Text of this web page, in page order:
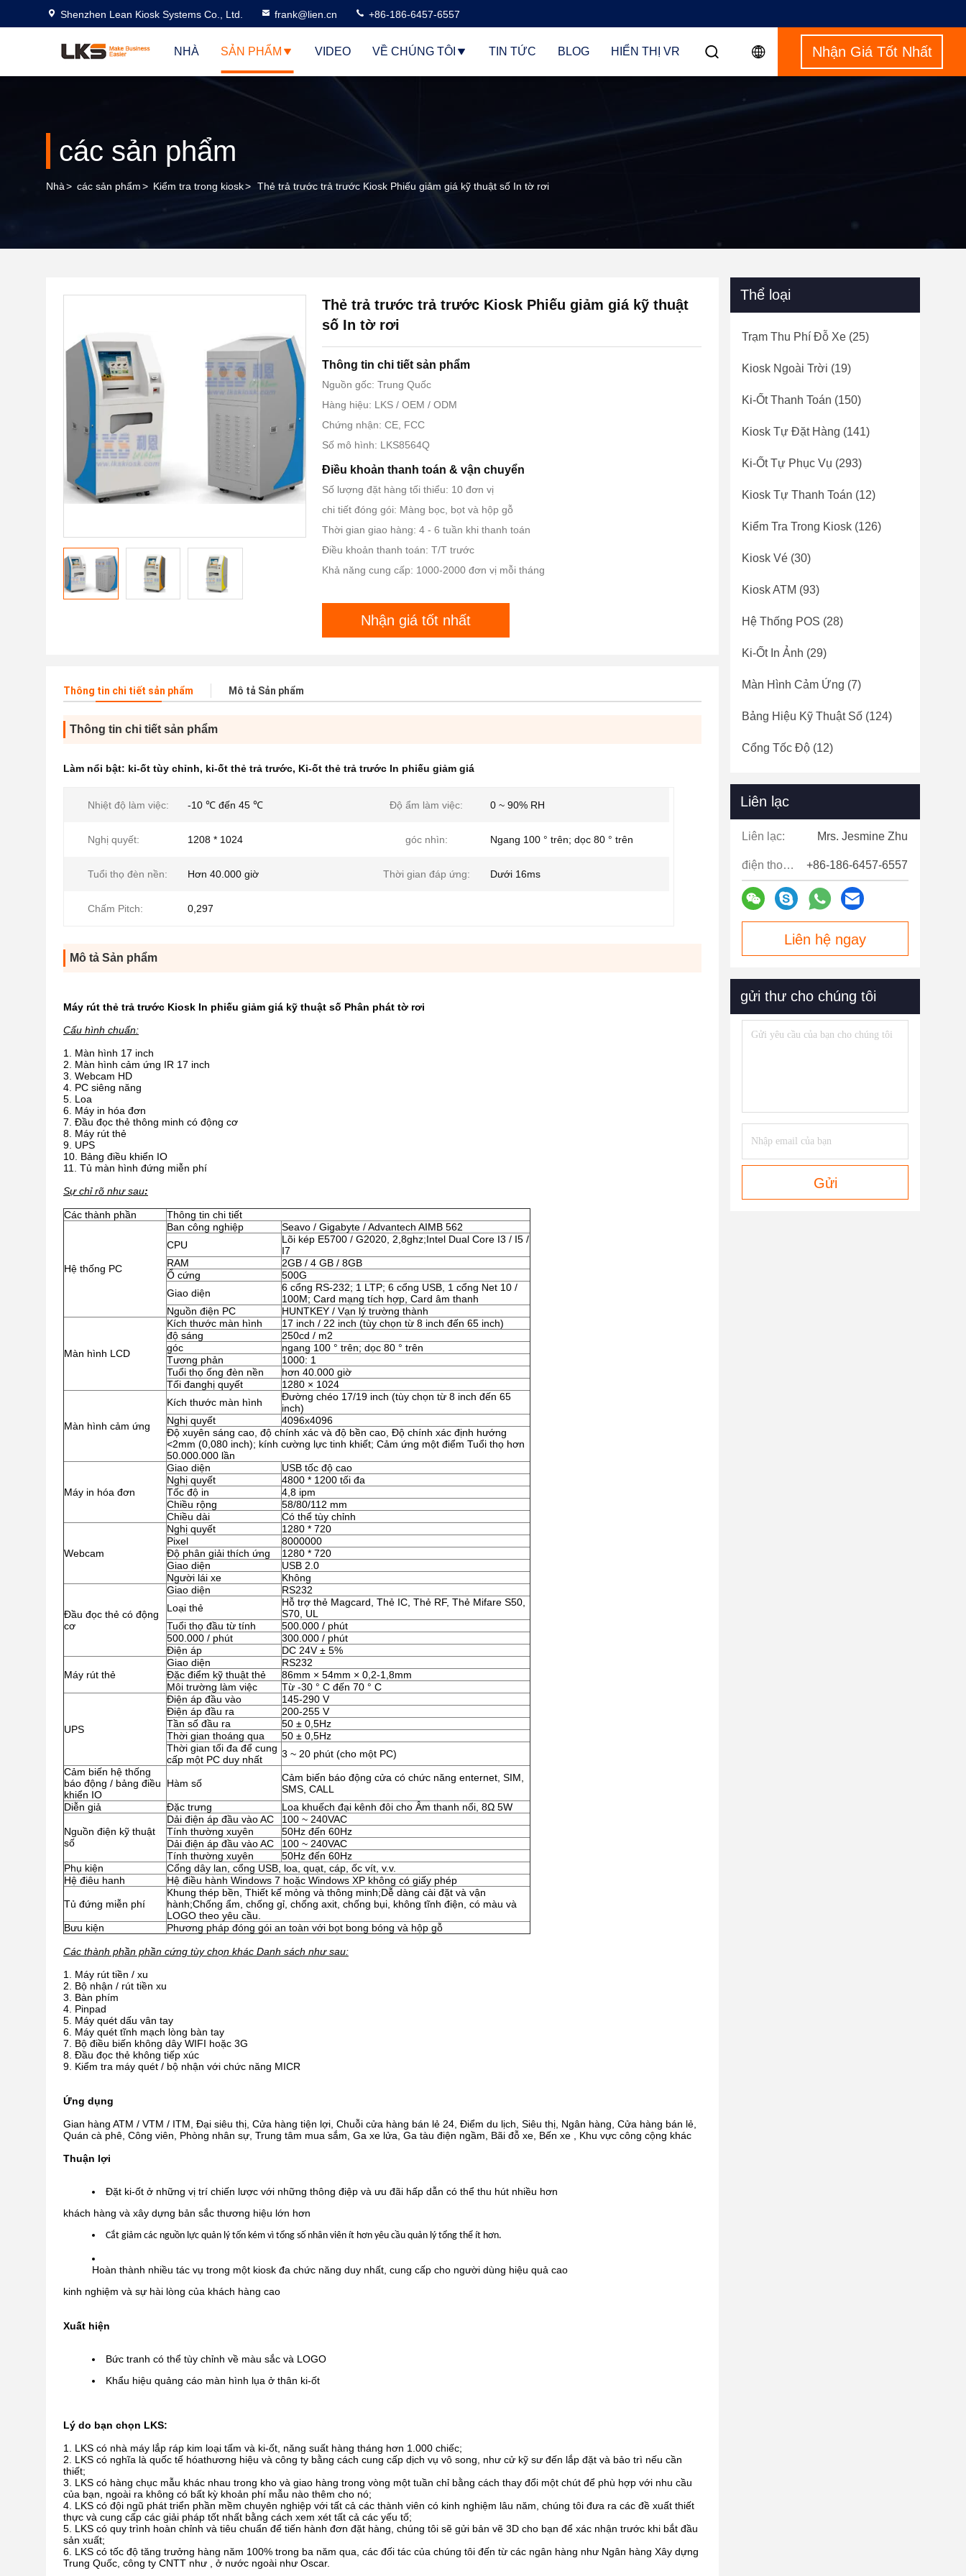
Shenzhen Lean Kiosk Systems Co., Ltd. frank@lien.cn +86-186-6457-6557
NHÀ SẢN PHẨM VIDEO VỀ CHÚNG TÔI TIN TỨC BLOG HIỂN THỊ VR Nhận Giá Tốt Nhất
các sản phẩm
Nhà> các sản phẩm> Kiểm tra trong kiosk> Thẻ trả trước trả trước Kiosk Phiếu giảm giá kỹ thuật số In tờ rơi
Thẻ trả trước trả trước Kiosk Phiếu giảm giá kỹ thuật
số In tờ rơi
Thông tin chi tiết sản phẩm
Nguồn gốc: Trung Quốc
Hàng hiệu: LKS / OEM / ODM
Chứng nhận: CE, FCC
Số mô hình: LKS8564Q
Điều khoản thanh toán & vận chuyển
Số lượng đặt hàng tối thiểu: 10 đơn vị
chi tiết đóng gói: Màng bọc, bọt và hộp gỗ
Thời gian giao hàng: 4 - 6 tuần khi thanh toán
Điều khoản thanh toán: T/T trước
Khả năng cung cấp: 1000-2000 đơn vị mỗi tháng
Nhận giá tốt nhất
Thông tin chi tiết sản phẩm Mô tả Sản phẩm
Thông tin chi tiết sản phẩm
Làm nổi bật: ki-ốt tùy chỉnh, ki-ốt thẻ trả trước, Ki-ốt thẻ trả trước In phiếu giảm giá
Nhiệt độ làm việc: -10 ℃ đến 45 ℃ Độ ẩm làm việc: 0 ~ 90% RH
Nghị quyết: 1208 * 1024 góc nhìn: Ngang 100 ° trên; dọc 80 ° trên
Tuổi thọ đèn nền: Hơn 40.000 giờ Thời gian đáp ứng: Dưới 16ms
Chấm Pitch: 0,297
Mô tả Sản phẩm
Máy rút thẻ trả trước Kiosk In phiếu giảm giá kỹ thuật số Phân phát tờ rơi
Cấu hình chuẩn:
Màn hình 17 inch
Màn hình cảm ứng IR 17 inch
Webcam HD
PC siêng năng
Loa
Máy in hóa đơn
Đầu đọc thẻ thông minh có động cơ
Máy rút thẻ
UPS
Bảng điều khiển IO
Tủ màn hình đứng miễn phí
Sự chỉ rõ như sau:
Các thành phần Thông tin chi tiết
Hệ thống PC
Ban công nghiệp
Seavo / Gigabyte / Advantech AIMB 562
CPU
Lõi kép E5700 / G2020, 2,8ghz;Intel Dual Core I3 / I5 /
I7
RAM
2GB / 4 GB / 8GB
Ổ cứng
500G
Giao diện
6 cổng RS-232; 1 LTP; 6 cổng USB, 1 cổng Net 10 /
100M; Card mạng tích hợp, Card âm thanh
Nguồn điện PC
HUNTKEY / Vạn lý trường thành
Màn hình LCD
Kích thước màn hình
17 inch / 22 inch (tùy chọn từ 8 inch đến 65 inch)
độ sáng
250cd / m2
góc
ngang 100 ° trên; dọc 80 ° trên
Tương phản
1000: 1
Tuổi thọ ống đèn nền
hơn 40.000 giờ
Tối đanghị quyết
1280 × 1024
Màn hình cảm ứng
Kích thước màn hình
Đường chéo 17/19 inch (tùy chọn từ 8 inch đến 65
inch)
Nghị quyết
4096x4096
Độ xuyên sáng cao, độ chính xác và độ bền cao, Độ chính xác định hướng
<2mm (0,080 inch); kính cường lực tinh khiết; Cảm ứng một điểm Tuổi thọ hơn
50.000.000 lần
Máy in hóa đơn
Giao diện
USB tốc độ cao
Nghị quyết
4800 * 1200 tối đa
Tốc độ in
4,8 ipm
Chiều rộng
58/80/112 mm
Chiều dài
Có thể tùy chỉnh
Webcam
Nghị quyết
1280 * 720
Pixel
8000000
Độ phân giải thích ứng
1280 * 720
Giao diện
USB 2.0
Người lái xe
Không
Đầu đọc thẻ có động
cơ
Giao diện
RS232
Loại thẻ
Hỗ trợ thẻ Magcard, Thẻ IC, Thẻ RF, Thẻ Mifare S50,
S70, UL
Tuổi thọ đầu từ tính
500.000 / phút
500.000 / phút
300.000 / phút
Điện áp
DC 24V ± 5%
Máy rút thẻ
Giao diện
RS232
Đặc điểm kỹ thuật thẻ
86mm × 54mm × 0,2-1,8mm
Môi trường làm việc
Từ -30 ° C đến 70 ° C
UPS
Điện áp đầu vào
145-290 V
Điện áp đầu ra
200-255 V
Tần số đầu ra
50 ± 0,5Hz
Thời gian thoáng qua
50 ± 0,5Hz
Thời gian tối đa để cung
cấp một PC duy nhất
3 ~ 20 phút (cho một PC)
Cảm biến hệ thống
báo động / bảng điều
khiển IO
Hàm số
Cảm biến báo động cửa có chức năng enternet, SIM,
SMS, CALL
Diễn giả
Đặc trưng Loa khuếch đại kênh đôi cho Âm thanh nổi, 8Ω 5W
Nguồn điện kỹ thuật
số
Dải điện áp đầu vào AC
100 ~ 240VAC
Tính thường xuyên
50Hz đến 60Hz
Dải điện áp đầu vào AC
100 ~ 240VAC
Tính thường xuyên
50Hz đến 60Hz
Phụ kiện
Cổng dây lan, cổng USB, loa, quạt, cáp, ốc vít, v.v.
Hệ điêu hanh
Hệ điều hành Windows 7 hoặc Windows XP không có giấy phép
Tủ đứng miễn phí
Khung thép bền, Thiết kế mỏng và thông minh;Dễ dàng cài đặt và vận
hành;Chống ẩm, chống gỉ, chống axit, chống bụi, không tĩnh điện, có màu và
LOGO theo yêu cầu.
Bưu kiện
Phương pháp đóng gói an toàn với bọt bong bóng và hộp gỗ
Các thành phần phần cứng tùy chọn khác Danh sách như sau:
Máy rút tiền / xu
Bộ nhận / rút tiền xu
Bàn phím
Pinpad
Máy quét dấu vân tay
Máy quét tĩnh mạch lòng bàn tay
Bộ điều biến không dây WIFI hoặc 3G
Đầu đọc thẻ không tiếp xúc
Kiểm tra máy quét / bộ nhận với chức năng MICR
Ứng dụng
Gian hàng ATM / VTM / ITM, Đại siêu thị, Cửa hàng tiện lợi, Chuỗi cửa hàng bán lẻ 24, Điểm du lịch, Siêu thị, Ngân hàng, Cửa hàng bán lẻ,
Quán cà phê, Công viên, Phòng nhân sự, Trung tâm mua sắm, Ga xe lửa, Ga tàu điện ngầm, Bãi đỗ xe, Bến xe , Khu vực công cộng khác
Thuận lợi
Đặt ki-ốt ở những vị trí chiến lược với những thông điệp và ưu đãi hấp dẫn có thể thu hút nhiều hơn
khách hàng và xây dựng bản sắc thương hiệu lớn hơn
Cắt giảm các nguồn lực quản lý tốn kém vì tổng số nhân viên ít hơn yêu cầu quản lý tổng thể ít hơn.
Hoàn thành nhiều tác vụ trong một kiosk đa chức năng duy nhất, cung cấp cho người dùng hiệu quả cao
kinh nghiệm và sự hài lòng của khách hàng cao
Xuất hiện
Bức tranh có thể tùy chỉnh về màu sắc và LOGO
Khẩu hiệu quảng cáo màn hình lụa ở thân ki-ốt
Lý do bạn chọn LKS:
LKS có nhà máy lắp ráp kim loại tấm và ki-ốt, năng suất hàng tháng hơn 1.000 chiếc;
LKS có nghĩa là quốc tế hóathương hiệu và công ty bằng cách cung cấp dịch vụ vô song, như cử kỹ sư đến lắp đặt và bảo trì nếu cần
thiết;
LKS có hàng chục mẫu khác nhau trong kho và giao hàng trong vòng một tuần chỉ bằng cách thay đổi một chút để phù hợp với nhu cầu
của bạn, ngoài ra không có bất kỳ khoản phí mẫu nào thêm cho nó;
LKS có đội ngũ phát triển phần mềm chuyên nghiệp với tất cả các thành viên có kinh nghiệm lâu năm, chúng tôi đưa ra các đề xuất thiết
thực và cung cấp các giải pháp tốt nhất bằng cách xem xét tất cả các yếu tố;
LKS có quy trình hoàn chỉnh và tiêu chuẩn để tiến hành đơn đặt hàng, chúng tôi sẽ gửi bản vẽ 3D cho bạn để xác nhận trước khi bắt đầu
sản xuất;
LKS có tốc độ tăng trưởng hàng năm 100% trong ba năm qua, các đối tác của chúng tôi đến từ các ngân hàng như Ngân hàng Xây dựng
Trung Quốc, công ty CNTT như , ở nước ngoài như Oscar.
Thể loại
Trạm Thu Phí Đỗ Xe (25)
Kiosk Ngoài Trời (19)
Ki-Ốt Thanh Toán (150)
Kiosk Tự Đặt Hàng (141)
Ki-Ốt Tự Phục Vụ (293)
Kiosk Tự Thanh Toán (12)
Kiểm Tra Trong Kiosk (126)
Kiosk Vé (30)
Kiosk ATM (93)
Hệ Thống POS (28)
Ki-Ốt In Ảnh (29)
Màn Hình Cảm Ứng (7)
Bảng Hiệu Kỹ Thuật Số (124)
Cổng Tốc Độ (12)
Liên lạc
Liên lạc: Mrs. Jesmine Zhu
điện thoại: +86-186-6457-6557
Liên hệ ngay
gửi thư cho chúng tôi
Gửi